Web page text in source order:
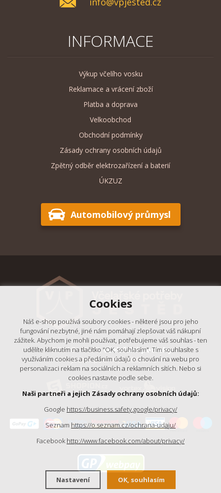
INFORMACE
Výkup včelího vosku
Reklamace a vrácení zboží
Platba a doprava
Velkoobchod
Obchodní podmínky
Zásady ochrany osobních údajů
Zpětný odběr elektrozařízení a baterií
ÚKZUZ
Automobilový průmysl
© 2018 - 2026, Včelařské potřeby
- Výrobní podnik Ještěd, s.r.o.
Cookies
Náš e-shop používá soubory cookies - některé jsou pro jeho
fungování nezbytné, jiné nám pomáhají zlepšovat váš nákupní
zážitek. Abychom je mohli používat, potřebujeme váš souhlas - ten
udělíte kliknutím na tlačítko "OK, souhlasím". Tím souhlasíte s
využíváním cookies a předáním údajů o chování na webu pro
personalizaci reklam na sociálních a reklamních sítích. Nebo si
cookies nastavte podle sebe.
Naši partneři a jejich Zásady ochrany osobních údajů:
Google https://business.safety.google/privacy/
Seznam https://o.seznam.cz/ochrana-udaju/
Facebook http://www.facebook.com/about/privacy/
Nastavení OK, souhlasím